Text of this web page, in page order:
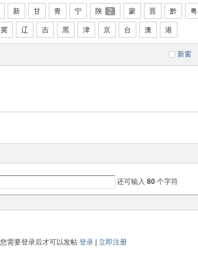
新 甘 青 宁 陕 2 蒙 晋 黔 粤
冀 辽 吉 黑 津 京 台 澳 港
新窗
还可输入 80 个字符
您需要登录后才可以发帖 登录| 立即注册